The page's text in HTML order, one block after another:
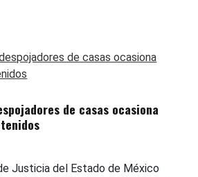
de casas ocasiona
Justicia del Estado de México